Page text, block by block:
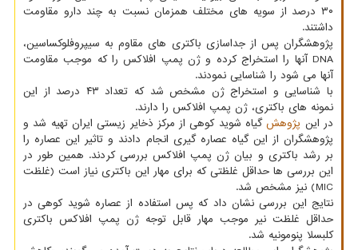
۳۰ درصد از سویه های مختلف همزمان نسبت به چند دارو مقاومت
داشتند.
پژوهشگران پس از جداسازی باکتری های مقاوم به سیپروفلوکساسین،
DNA آنها را استخراج کرده و ژن پمپ افلاکس را که موجب مقاومت
آنها می شود را شناسایی نمودند.
با شناسایی و استخراج ژن مشخص شد که تعداد ۴۳ درصد از این
نمونه های باکتری، ژن پمپ افلاکس را دارند.
در این پژوهشگیاه شوید کوهی از مرکز ذخایر زیستی ایران تهیه شد و
پژوهشگران از این گیاه عصاره گیری انجام دادند و تاثیر این عصاره را
بر رشد باکتری و بیان ژن پمپ افلاکس بررسی کردند. همین طور در
این بررسی ها حداقل غلظتی که برای مهار این باکتری نیاز است (غلظت
MIC) نیز مشخص شد.
نتایج این بررسی نشان داد که پس استفاده از عصاره شوید کوهی در
حداقل غلظت نیر موجب مهار قابل توجه ژن پمپ افلاکس باکتری
کلبسلا پنومونیه شد.